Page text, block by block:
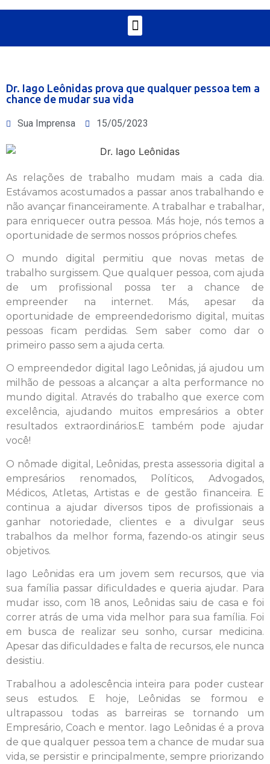
Dr. Iago Leônidas prova que qualquer pessoa tem a
chance de mudar sua vida
Sua Imprensa 15/05/2023
As relações de trabalho mudam mais a cada dia.
Estávamos acostumados a passar anos trabalhando e
não avançar financeiramente. A trabalhar e trabalhar,
para enriquecer outra pessoa. Más hoje, nós temos a
oportunidade de sermos nossos próprios chefes.
O mundo digital permitiu que novas metas de
trabalho surgissem. Que qualquer pessoa, com ajuda
de um profissional possa ter a chance de
empreender na internet. Más, apesar da
oportunidade de empreendedorismo digital, muitas
pessoas ficam perdidas. Sem saber como dar o
primeiro passo sem a ajuda certa.
O empreendedor digital Iago Leônidas, já ajudou um
milhão de pessoas a alcançar a alta performance no
mundo digital. Através do trabalho que exerce com
excelência, ajudando muitos empresários a obter
resultados extraordinários.E também pode ajudar
você!
O nômade digital, Leônidas, presta assessoria digital a
empresários renomados, Políticos, Advogados,
Médicos, Atletas, Artistas e de gestão financeira. E
continua a ajudar diversos tipos de profissionais a
ganhar notoriedade, clientes e a divulgar seus
trabalhos da melhor forma, fazendo-os atingir seus
objetivos.
Iago Leônidas era um jovem sem recursos, que via
sua família passar dificuldades e queria ajudar. Para
mudar isso, com 18 anos, Leônidas saiu de casa e foi
correr atrás de uma vida melhor para sua família. Foi
em busca de realizar seu sonho, cursar medicina.
Apesar das dificuldades e falta de recursos, ele nunca
desistiu.
Trabalhou a adolescência inteira para poder custear
seus estudos. E hoje, Leônidas se formou e
ultrapassou todas as barreiras se tornando um
Empresário, Coach e mentor. Iago Leônidas é a prova
de que qualquer pessoa tem a chance de mudar sua
vida, se persistir e principalmente, sempre priorizando